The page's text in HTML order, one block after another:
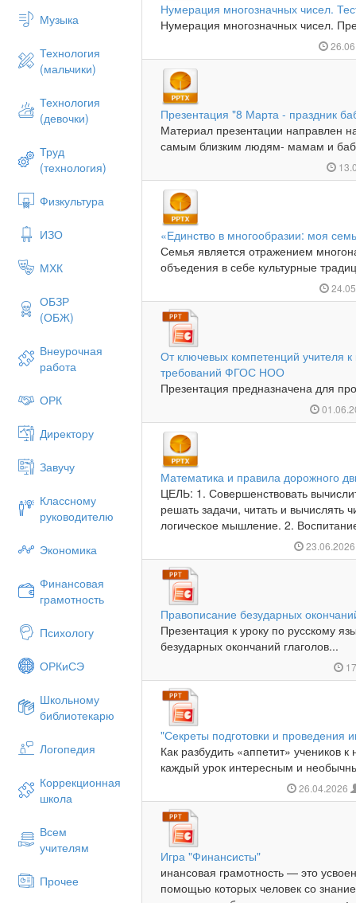
Музыка
Технология
(мальчики)
Технология
(девочки)
Труд
(технология)
Физкультура
ИЗО
МХК
ОБЗР
(ОБЖ)
Внеурочная
работа
ОРК
Директору
Завучу
Классному
руководителю
Экономика
Финансовая
грамотность
Психологу
ОРКиСЭ
Школьному
библиотекарю
Логопедия
Коррекционная
школа
Всем
учителям
Прочее
Нумерация многозначных чисел.
Нумерация многозначных чисел.
Презентация "8 Марта - праздник
Материал презентации направлен
самым близким людям- мамам и
«Единство в многообразии: моя
Семья является отражением
объедения в себе культурные
От ключевых компетенций учителя к
требований ФГОС НОО
Презентация предназначена для
Математика и правила дорожного
ЦЕЛЬ: 1. Совершенствовать
решать задачи, читать и вычислять
логическое мышление. 2.
Правописание безударных
Презентация к уроку по русскому
безударных окончаний глаголов...
"Секреты подготовки и проведения
Как разбудить «аппетит» учеников
каждый урок интересным и
26.04.2026
Игра "Финансисты"
инансовая грамотность — это
помощью которых человек со